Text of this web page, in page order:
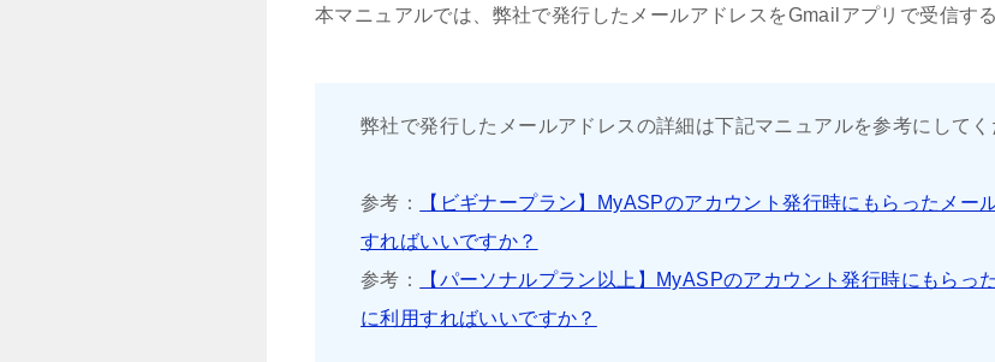
本マニュアルでは、弊社で発行したメールアドレスをGmailアプリで受信す
弊社で発行したメールアドレスの詳細は下記マニュアルを参考にしてく
参考：
【ビギナープラン】MyASPのアカウント発行時にもらったメー
すればいいですか？
参考：
【パーソナルプラン以上】MyASPのアカウント発行時にもらっ
に利用すればいいですか？